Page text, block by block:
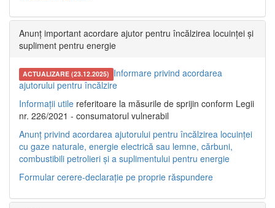
Anunț important acordare ajutor pentru încălzirea locuinței și
supliment pentru energie
ACTUALIZARE (23.12.2025) Informare privind acordarea
ajutorului pentru încălzire
Informații utile referitoare la măsurile de sprijin conform Legii
nr. 226/2021 - consumatorul vulnerabil
Anunț privind acordarea ajutorului pentru încălzirea locuinței
cu gaze naturale, energie electrică sau lemne, cărbuni,
combustibili petrolieri și a suplimentului pentru energie
Formular cerere-declarație pe proprie răspundere